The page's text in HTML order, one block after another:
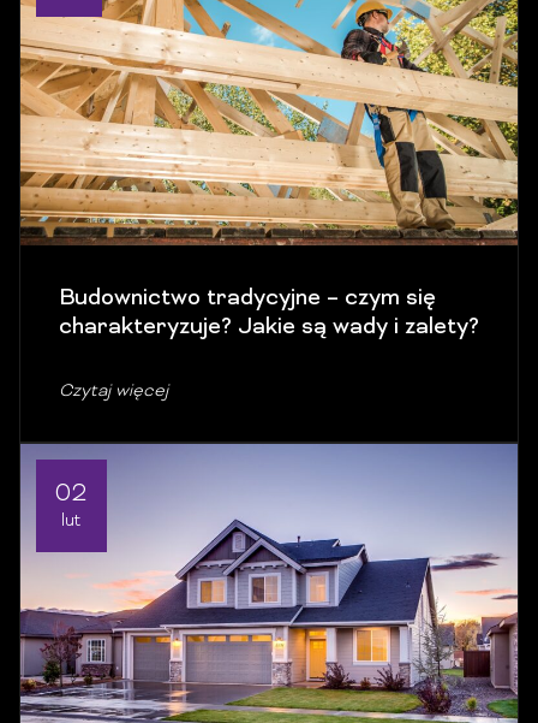
Budownictwo tradycyjne – czym się
charakteryzuje? Jakie są wady i zalety?
Czytaj więcej
02
lut